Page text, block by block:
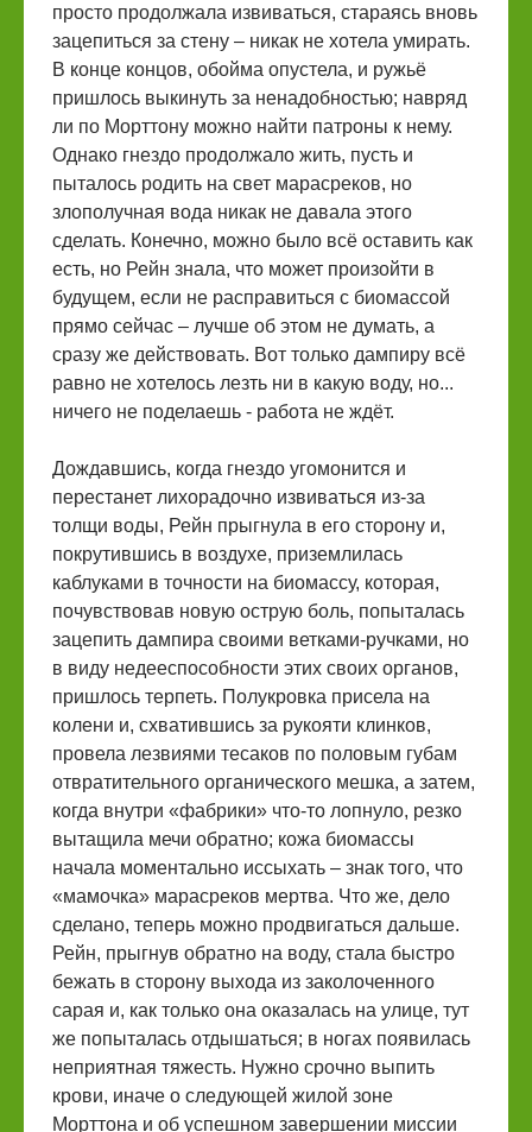
просто продолжала извиваться, стараясь вновь
зацепиться за стену – никак не хотела умирать.
В конце концов, обойма опустела, и ружьё
пришлось выкинуть за ненадобностью; навряд
ли по Морттону можно найти патроны к нему.
Однако гнездо продолжало жить, пусть и
пыталось родить на свет марасреков, но
злополучная вода никак не давала этого
сделать. Конечно, можно было всё оставить как
есть, но Рейн знала, что может произойти в
будущем, если не расправиться с биомассой
прямо сейчас – лучше об этом не думать, а
сразу же действовать. Вот только дампиру всё
равно не хотелось лезть ни в какую воду, но...
ничего не поделаешь - работа не ждёт.
Дождавшись, когда гнездо угомонится и
перестанет лихорадочно извиваться из-за
толщи воды, Рейн прыгнула в его сторону и,
покрутившись в воздухе, приземлилась
каблуками в точности на биомассу, которая,
почувствовав новую острую боль, попыталась
зацепить дампира своими ветками-ручками, но
в виду недееспособности этих своих органов,
пришлось терпеть. Полукровка присела на
колени и, схватившись за рукояти клинков,
провела лезвиями тесаков по половым губам
отвратительного органического мешка, а затем,
когда внутри «фабрики» что-то лопнуло, резко
вытащила мечи обратно; кожа биомассы
начала моментально иссыхать – знак того, что
«мамочка» марасреков мертва. Что же, дело
сделано, теперь можно продвигаться дальше.
Рейн, прыгнув обратно на воду, стала быстро
бежать в сторону выхода из заколоченного
сарая и, как только она оказалась на улице, тут
же попыталась отдышаться; в ногах появилась
неприятная тяжесть. Нужно срочно выпить
крови, иначе о следующей жилой зоне
Морттона и об успешном завершении миссии